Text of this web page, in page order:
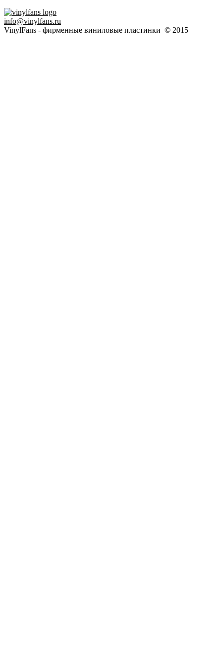
info@vinylfans.ru
VinylFans - фирменные виниловые пластинки © 2015